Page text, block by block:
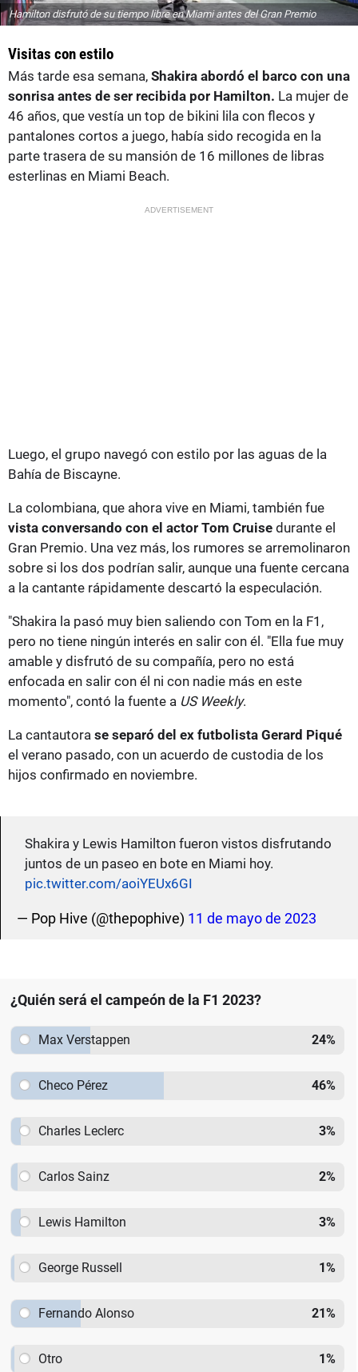
Hamilton disfrutó de su tiempo libre en Miami antes del Gran Premio
Visitas con estilo
Más tarde esa semana, Shakira abordó el barco con una
sonrisa antes de ser recibida por Hamilton. La mujer de
46 años, que vestía un top de bikini lila con flecos y
pantalones cortos a juego, había sido recogida en la
parte trasera de su mansión de 16 millones de libras
esterlinas en Miami Beach.
ADVERTISEMENT
Luego, el grupo navegó con estilo por las aguas de la
Bahía de Biscayne.
La colombiana, que ahora vive en Miami, también fue
vista conversando con el actor Tom Cruise durante el
Gran Premio. Una vez más, los rumores se arremolinaron
sobre si los dos podrían salir, aunque una fuente cercana
a la cantante rápidamente descartó la especulación.
"Shakira la pasó muy bien saliendo con Tom en la F1,
pero no tiene ningún interés en salir con él. "Ella fue muy
amable y disfrutó de su compañía, pero no está
enfocada en salir con él ni con nadie más en este
momento", contó la fuente a US Weekly.
La cantautora se separó del ex futbolista Gerard Piqué
el verano pasado, con un acuerdo de custodia de los
hijos confirmado en noviembre.
Shakira y Lewis Hamilton fueron vistos disfrutando
juntos de un paseo en bote en Miami hoy.
pic.twitter.com/aoiYEUx6GI
— Pop Hive (@thepophive) 11 de mayo de 2023
¿Quién será el campeón de la F1 2023?
Max Verstappen 24%
Checo Pérez 46%
Charles Leclerc 3%
Carlos Sainz 2%
Lewis Hamilton 3%
George Russell 1%
Fernando Alonso 21%
Otro 1%